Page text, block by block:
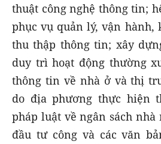
thuật công nghệ thông tin;
phục vụ quản lý, vận hành,
thu thập thông tin; xây
duy trì hoạt động thường
thông tin về nhà ở và thị
do địa phương thực hiện
pháp luật về ngân sách
đầu tư công và các văn